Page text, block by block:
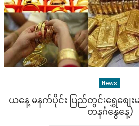
News
ယနေ့ မနက်ပိုင်း ပြည်တွင်းရွှေစျေး
တနင်္ဂနွေနေ့)